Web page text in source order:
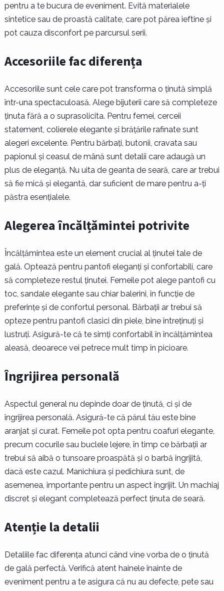
pentru a te bucura de eveniment. Evită materialele
sintetice sau de proastă calitate, care pot părea ieftine și
pot cauza disconfort pe parcursul serii.
Accesoriile fac diferența
Accesoriile sunt cele care pot transforma o ținută simplă
într-una spectaculoasă. Alege bijuterii care să completeze
ținuta fără a o suprasolicita. Pentru femei, cerceii
statement, colierele elegante și brățările rafinate sunt
alegeri excelente. Pentru bărbați, butonii, cravata sau
papionul și ceasul de mână sunt detalii care adaugă un
plus de eleganță. Nu uita de geanta de seară, care ar trebui
să fie mică și elegantă, dar suficient de mare pentru a-ți
păstra esențialele.
Alegerea încălțămintei potrivite
Încălțămintea este un element crucial al ținutei tale de
gală. Optează pentru pantofi eleganți și confortabili, care
să completeze restul ținutei. Femeile pot alege pantofi cu
toc, sandale elegante sau chiar balerini, în funcție de
preferințe și de confortul personal. Bărbații ar trebui să
opteze pentru pantofi clasici din piele, bine întreținuți și
lustruți. Asigură-te că te simți confortabil în încălțămintea
aleasă, deoarece vei petrece mult timp în picioare.
Îngrijirea personală
Aspectul general nu depinde doar de ținută, ci și de
îngrijirea personală. Asigură-te că părul tău este bine
aranjat și curat. Femeile pot opta pentru coafuri elegante,
precum cocurile sau buclele lejere, în timp ce bărbații ar
trebui să aibă o tunsoare proaspătă și o barbă îngrijită,
dacă este cazul. Manichiura și pedichiura sunt, de
asemenea, importante pentru un aspect îngrijit. Un machiaj
discret și elegant completează perfect ținuta de seară.
Atenție la detalii
Detaliile fac diferența atunci când vine vorba de o ținută
de gală perfectă. Verifică atent hainele înainte de
eveniment pentru a te asigura că nu au defecte, pete sau